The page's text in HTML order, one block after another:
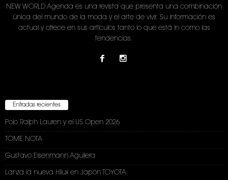
NEW WORLD Agenda es una revista que presenta una combinación
única del mundo de la moda y el arte de vivir. Su información es
actual y ofrece en sus artículos tanto lo que está in como las
tendencias.
Entradas recientes
Polo Ralph Lauren y el US Open 2026
TOME NOTA
Gustavo Eisenmann Aguilera
Lanza la nueva Hilux en Japón TOYOTA